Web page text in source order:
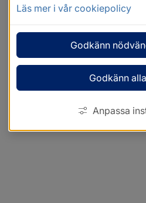
Läs mer i vår cookiepolicy
Godkänn
Godkänn
Anpassa